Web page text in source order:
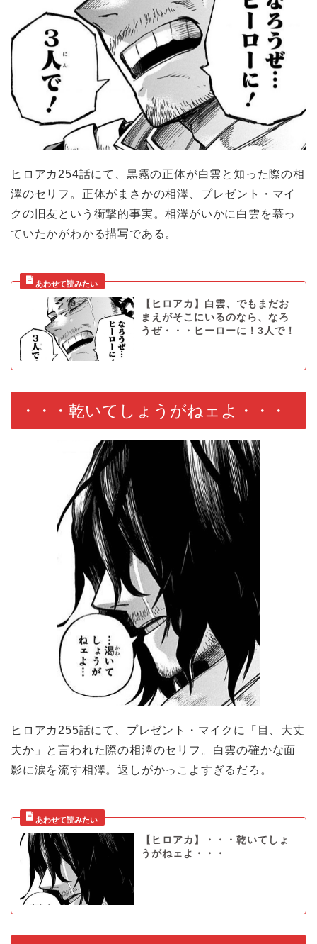
ヒロアカ254話にて、黒霧の正体が白雲と知った際の相
澤のセリフ。正体がまさかの相澤、プレゼント・マイ
クの旧友という衝撃的事実。相澤がいかに白雲を慕っ
ていたかがわかる描写である。
【ヒロアカ】白雲、でもまだお
まえがそこにいるのなら、なろ
うぜ・・・ヒーローに！3人で！
・・・乾いてしょうがねェよ・・・
ヒロアカ255話にて、プレゼント・マイクに「目、大丈
夫か」と言われた際の相澤のセリフ。白雲の確かな面
影に涙を流す相澤。返しがかっこよすぎるだろ。
【ヒロアカ】・・・乾いてしょ
うがねェよ・・・